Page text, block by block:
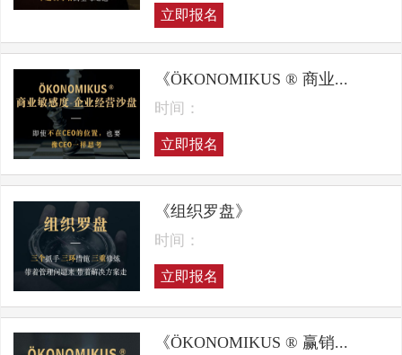
立即报名
《ÖKONOMIKUS ® 商业...
时间：
立即报名
《组织罗盘》
时间：
立即报名
《ÖKONOMIKUS ® 赢销...